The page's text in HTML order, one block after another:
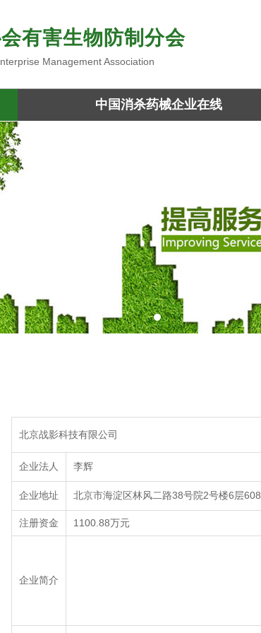
有害生物防制分会
Management Association
中国消杀药械企业在线
北京战影科技有限公司
企业法人 李辉
企业地址 北京市海淀区林风二路38号院2号楼6层608
注册资金 1100.88万元
企业简介